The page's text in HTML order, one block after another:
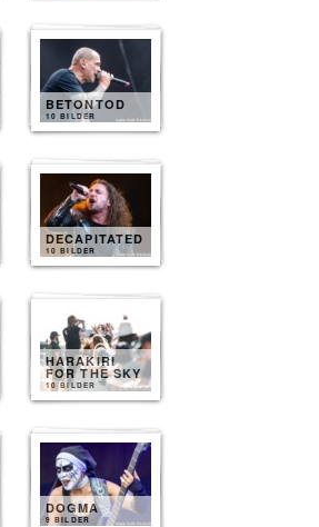
BETONTOD
10 BILDER
DECAPITATED
10 BILDER
HARAKIRI
FOR THE SKY
10 BILDER
DOGMA
9 BILDER